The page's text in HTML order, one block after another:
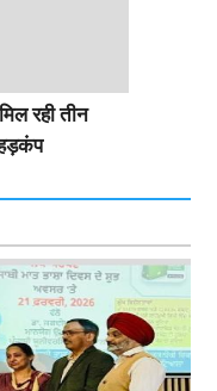
रही तीन